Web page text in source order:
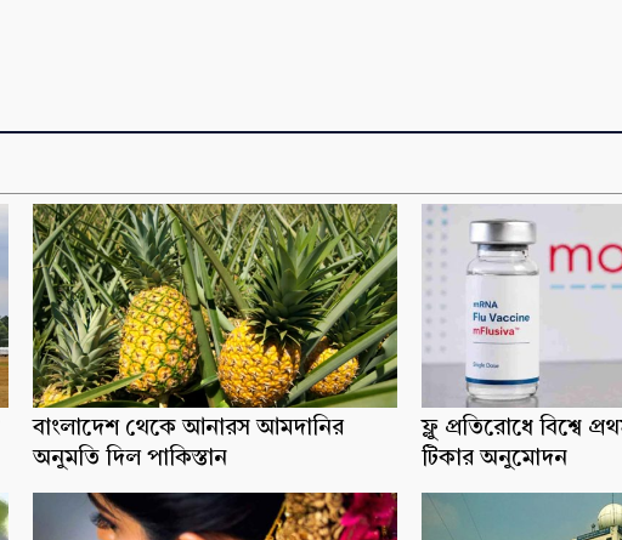
বাংলাদেশ থেকে আনারস আমদানির
অনুমতি দিল পাকিস্তান
ফ্লু প্রতিরোধে বিশ্বে
টিকার অনুমোদন